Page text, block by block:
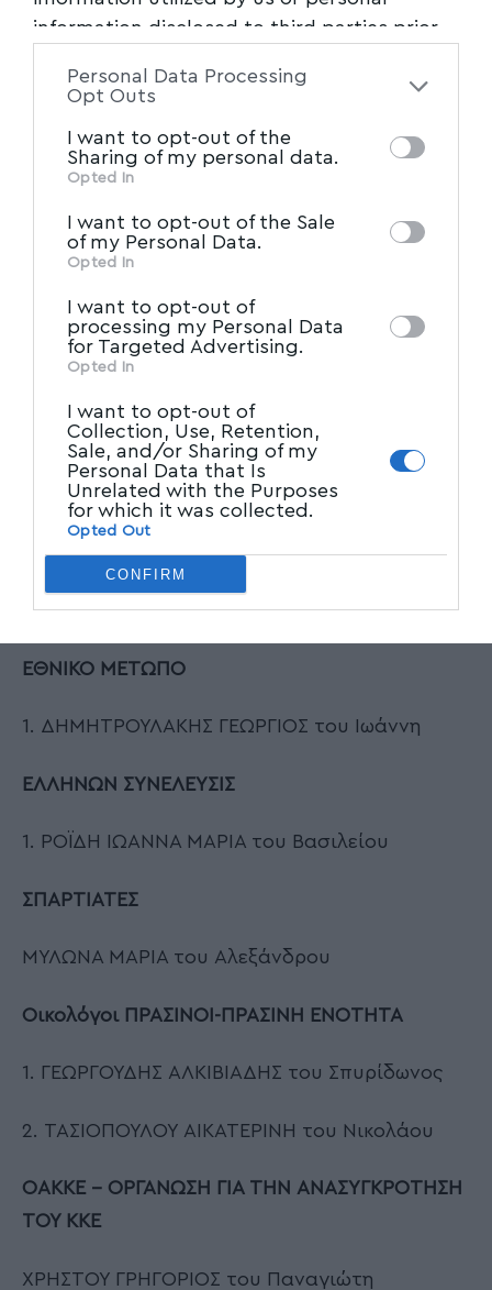
information disclosed to third parties prior
of the further disclosure of your personal
of downstream participants. This
information may also be disclosed by us to
Participantsthat may further disclose it to
other third parties.
Personal Data Processing
Opt Outs
I want to opt-out of the
Sharing of my personal data.
Opted In
I want to opt-out of the Sale
of my Personal Data.
Opted In
I want to opt-out of
processing my Personal Data
for Targeted Advertising.
Opted In
I want to opt-out of
Collection, Use, Retention,
Sale, and/or Sharing of my
Personal Data that Is
Unrelated with the Purposes
for which it was collected.
Opted Out
CONFIRM
1. ΦΟΥΡΝΑΡΗΣ ΑΠΟΣΤΟΛΟΣ – ΓΕΩΡΓΙΟΣ του
Ιωάννη
2. ΚΟΥΤΣΟΡΙΖΟΣ ΑΓΓΕΛΟΣ-ΝΙΚΟΛΑΟΣ του
Τιμολέοντα
4. ΤΣΙΓΚΟΥΝΗΣ ΕΥΑΓΓΕΛΟΣ του Δημητρίου
5. ΚΑΒΑΔΕΛΛΑ ΑΘΗΝΑ-ΕΛΕΥΘΕΡΙΑ του
Κωνσταντίνου
ΜΑΡΞΙΣΤΙΚΟ-ΛΕΝΙΝΙΣΤΙΚΟ ΚΟΜΜΟΥΝΙΣΤΙΚΟ
ΚΟΜΜΑ ΕΛΛΑΔΑΣ
1. ΜΑΡΓΑΡΙΤΗΣ ΓΑΒΡΙΗΛ του Σταύρου
Ρεπουμπλικανικό Κόμμα Ελλάδας-Τ.Ρ.Α.Μ.Π.
1. ΒΛΑΧΑΝΤΩΝΗΣ ΚΩΝΣΤΑΝΤΙΝΟΣ του Φωτίου
ΕΘΝΙΚΟ ΜΕΤΩΠΟ
1. ΔΗΜΗΤΡΟΥΛΑΚΗΣ ΓΕΩΡΓΙΟΣ του Ιωάννη
ΕΛΛΗΝΩΝ ΣΥΝΕΛΕΥΣΙΣ
1. ΡΟΪΔΗ ΙΩΑΝΝΑ ΜΑΡΙΑ του Βασιλείου
ΣΠΑΡΤΙΑΤΕΣ
ΜΥΛΩΝΑ ΜΑΡΙΑ του Αλεξάνδρου
Οικολόγοι ΠΡΑΣΙΝΟΙ-ΠΡΑΣΙΝΗ ΕΝΟΤΗΤΑ
1. ΓΕΩΡΓΟΥΔΗΣ ΑΛΚΙΒΙΑΔΗΣ του Σπυρίδωνος
2. ΤΑΣΙΟΠΟΥΛΟΥ ΑΙΚΑΤΕΡΙΝΗ του Νικολάου
ΟΑΚΚΕ – ΟΡΓΑΝΩΣΗ ΓΙΑ ΤΗΝ ΑΝΑΣΥΓΚΡΟΤΗΣΗ
ΤΟΥ ΚΚΕ
ΧΡΗΣΤΟΥ ΓΡΗΓΟΡΙΟΣ του Παναγιώτη